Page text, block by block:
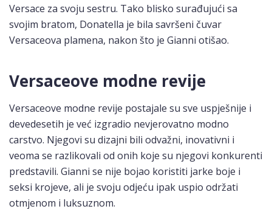
Versace za svoju sestru. Tako blisko surađujući sa
svojim bratom, Donatella je bila savršeni čuvar
Versaceova plamena, nakon što je Gianni otišao.
Versaceove modne revije
Versaceove modne revije postajale su sve uspješnije i
devedesetih je već izgradio nevjerovatno modno
carstvo. Njegovi su dizajni bili odvažni, inovativni i
veoma se razlikovali od onih koje su njegovi konkurenti
predstavili. Gianni se nije bojao koristiti jarke boje i
seksi krojeve, ali je svoju odjeću ipak uspio održati
otmjenom i luksuznom.